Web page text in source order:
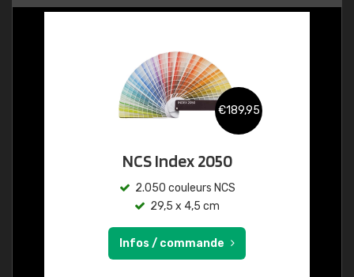
€189,95
NCS Index 2050
2.050 couleurs NCS
29,5 x 4,5 cm
Infos / commande